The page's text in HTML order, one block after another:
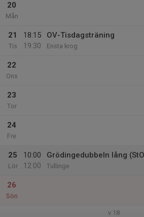
20
Mån
21
Tis
18:15
19:30
OV-Tisdagsträning
Ensta krog
22
Ons
23
Tor
24
Fre
25
Lör
10:00
12:00
Grödingedubbeln lång
Tullinge
26
Sön
v.18